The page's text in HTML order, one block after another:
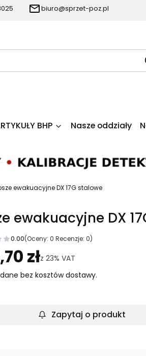
biuro@sprzet-poz.pl
BHP Nasze oddziały
ewakuacyjne DX 17G stalowe
ewakuacyjne DX
0.00(Oceny: 0 Recenzje: 0)
Przejdź do sekcji Opinie
złz 23% VAT
bez kosztów dostawy.
Zapytaj o produkt